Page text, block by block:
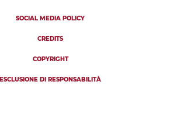
SOCIAL MEDIA POLICY
CREDITS
COPYRIGHT
ESCLUSIONE DI RESPONSABILITÀ